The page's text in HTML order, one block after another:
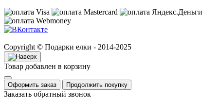
Copyright © Подарки елки - 2014-2025
Товар добавлен в корзину
Оформить заказ Продолжить покупку
Заказать обратный звонок